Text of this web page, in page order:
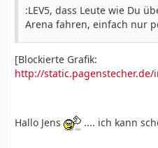
:LEV5, dass Leute wie Du
Arena fahren, einfach nur
[Blockierte Grafik:
http://
Hallo Jens .... ich kann